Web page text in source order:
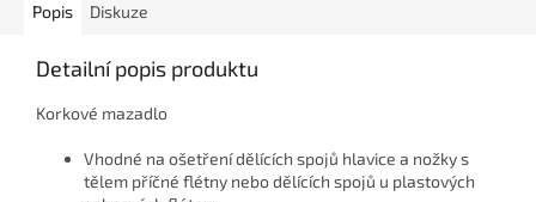
Popis Diskuze
Detailní popis produktu
Korkové mazadlo
Vhodné na ošetření dělících spojů hlavice a nožky s
tělem příčné flétny nebo dělících spojů u plastových